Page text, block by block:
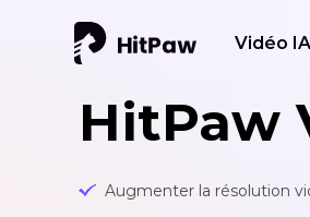
Vidéo IA
HitPaw
Augmenter la résolution